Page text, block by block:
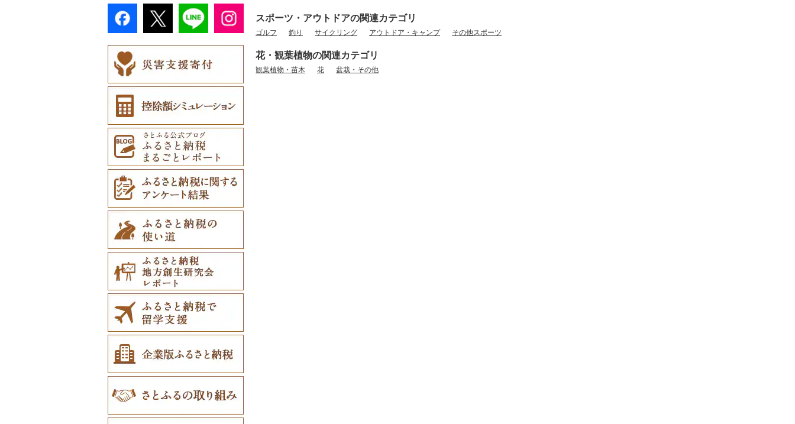
マフラー・手袋（0）
その他服飾小物（1）
スポーツ・アウトドアの関連カテゴリ
ゴルフ 釣り サイクリング アウトドア・キャンプ その他スポーツ
花・観葉植物の関連カテゴリ
観葉植物・苗木 花 盆栽・その他